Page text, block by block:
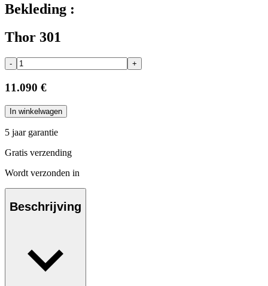
Bekleding :
Thor 301
- +
11.090 €
In winkelwagen
5 jaar garantie
Gratis verzending
Wordt verzonden in
Beschrijving